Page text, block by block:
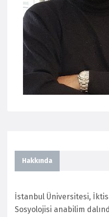
Hakkında
İstanbul Üniversitesi,
Sosyolojisi anabilim